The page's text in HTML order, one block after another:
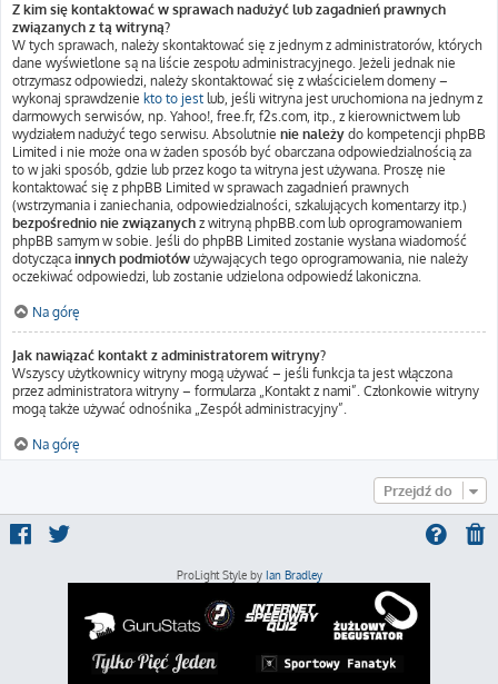
Z kim się kontaktować w sprawach nadużyć lub zagadnień prawnych
związanych z tą witryną?
W tych sprawach, należy skontaktować się z jednym z administratorów, których
dane wyświetlone są na liście zespołu administracyjnego. Jeżeli jednak nie
otrzymasz odpowiedzi, należy skontaktować się z właścicielem domeny –
wykonaj sprawdzenie kto to jest lub, jeśli witryna jest uruchomiona na jednym z
darmowych serwisów, np. Yahoo!, free.fr, f2s.com, itp., z kierownictwem lub
wydziałem nadużyć tego serwisu. Absolutnie nie należy do kompetencji phpBB
Limited i nie może ona w żaden sposób być obarczana odpowiedzialnością za
to w jaki sposób, gdzie lub przez kogo ta witryna jest używana. Proszę nie
kontaktować się z phpBB Limited w sprawach zagadnień prawnych
(wstrzymania i zaniechania, odpowiedzialności, szkalujących komentarzy itp.)
bezpośrednio nie związanych z witryną phpBB.com lub oprogramowaniem
phpBB samym w sobie. Jeśli do phpBB Limited zostanie wysłana wiadomość
dotycząca innych podmiotów używających tego oprogramowania, nie należy
oczekiwać odpowiedzi, lub zostanie udzielona odpowiedź lakoniczna.
Na górę
Jak nawiązać kontakt z administratorem witryny?
Wszyscy użytkownicy witryny mogą używać – jeśli funkcja ta jest włączona
przez administratora witryny – formularza „Kontakt z nami”. Członkowie witryny
mogą także używać odnośnika „Zespół administracyjny”.
Na górę
Przejdź do
ProLight Style by Ian Bradley